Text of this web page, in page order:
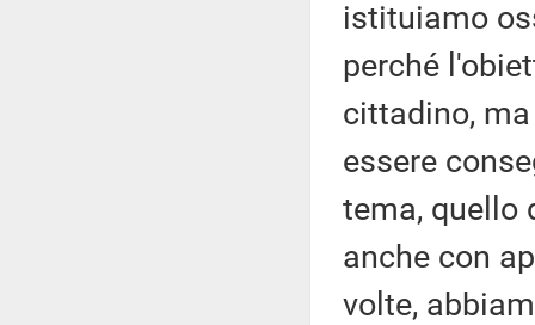
istituiamo
perché
cittadino,
essere
tema, quello
anche con
volte,